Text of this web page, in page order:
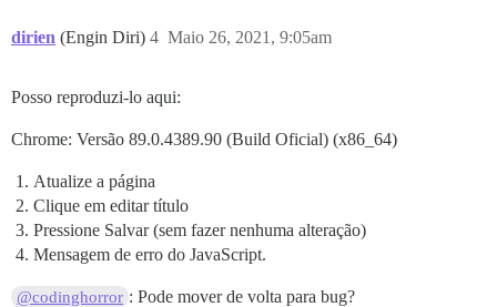
dirien (Engin Diri) Maio 26, 2021, 9:05am
4
Posso reproduzi-lo aqui:
Chrome: Versão 89.0.4389.90 (Build Oficial) (x86_64)
Atualize a página
Clique em editar título
Pressione Salvar (sem fazer nenhuma alteração)
Mensagem de erro do JavaScript.
@codinghorror : Pode mover de volta para bug?